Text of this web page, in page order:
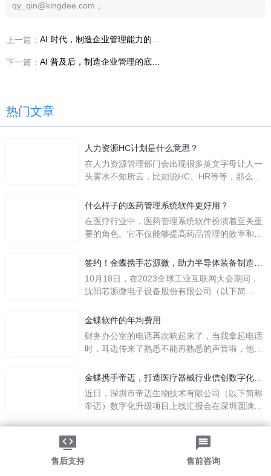
售后支持 售前咨询
qy_qin@kingdee.com 。
上一篇：
下一篇：
热门文章
人力资源HC计划是什么意思？
在人力资源管理部门会出现很多英文字母让人一
头雾水不知所云，比如说HC、HR等等，那么它
么呢？
什么样子的医药管理系统软件更好用？
在医疗行业中，医药管理系统软件扮演着至关重
要的角色。它不仅能够提高药品管理的效率和准
一个好用的医药管理系统软件应具备以下特点。
地进行操作。 复杂的
签约！金蝶携手芯源微，助力半导体装备制造领
先企业迈向世界
10月18日，在2023全球工业互联网大会期间，
沈阳芯源微电子设备股份有限公司（以下简
下简称“金蝶”）在辽宁沈阳签署战略合作协议。
营管控平台，从而实现公司产研一体化、业财一
体化，提升公司整体业务水平。
金蝶软件的年均费用
财务办公室的电话再次响起来了，当我拿起电话
时，耳边传来了熟悉不能再熟悉的声音啦，他就
软件过程中遇到任何问题，我都可以获得金蝶服
一年的使用时间已经到了。我们公司用的是金蝶
KIS系列的标准版，一年的服务费是1000元/年。
刚看到这个1000元这个数字的时候，你是不是也
觉得有点高了，但是在一年的使用的过程中还有
金蝶后台提供人工服务价值来说，我们还是很划
算的。所以每年对金蝶软件的采购已经成为我们
金蝶携手帝迈，打造医疗器械行业信创数字化标
杆
近日，深圳市帝迈生物技术有限公司（以下简称
帝迈）数字化升级项目上线汇报会在深圳圆满召
©2026金蝶软件（中国）有限公司
粤ICP备05041751号
粤公网安备 44030502002324号